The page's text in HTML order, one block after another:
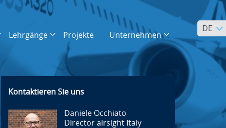
Lehrgänge Projekte Unternehmen
DE
Kontaktieren Sie uns
Daniele Occhiato
Director airsight Italy